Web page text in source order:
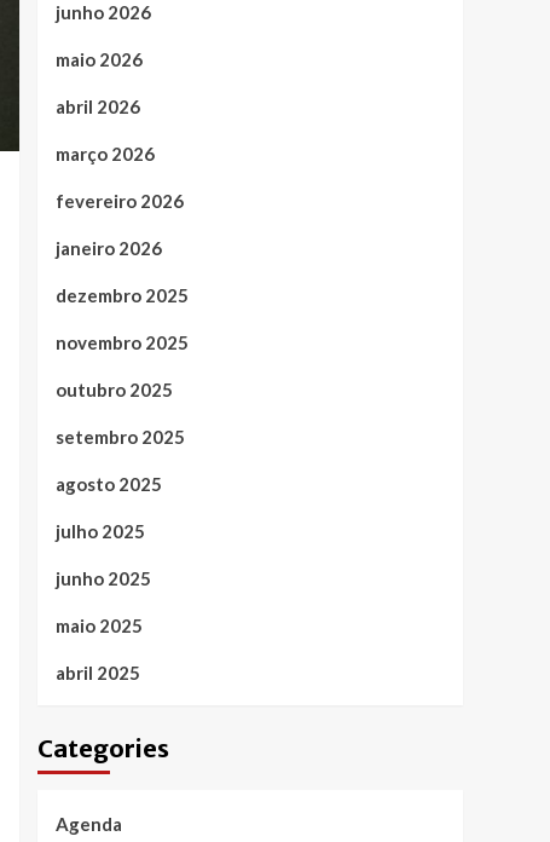
junho 2026
maio 2026
abril 2026
março 2026
fevereiro 2026
janeiro 2026
dezembro 2025
novembro 2025
outubro 2025
setembro 2025
agosto 2025
julho 2025
junho 2025
maio 2025
abril 2025
Categories
Agenda